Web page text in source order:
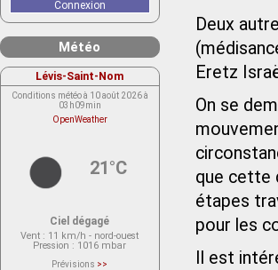
Deux
Eretz
On se
que cette
étapes
pour les
Il est
Connexion
Météo
Lévis-Saint-Nom
Conditions météo à 10 août 2026 à
03h09min
OpenWeather
21°C
Ciel dégagé
Vent : 11 km/h - nord-ouest
Pression : 1016 mbar
Prévisions >>